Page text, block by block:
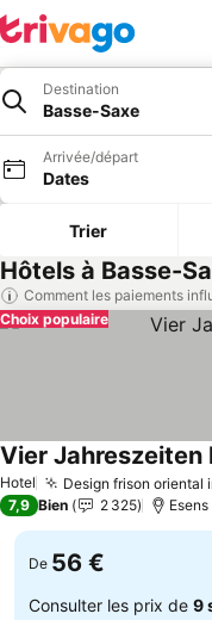
Destination
Basse-Saxe
Arrivée/départ
Dates
Trier
Hôtels à Basse-
Comment les paiements
Choix populaire
Hotel Design frison oriental
Vier Jahreszeiten
7,9 Bien 2 325 Esens
De 56 €
Consulter les prix de 9